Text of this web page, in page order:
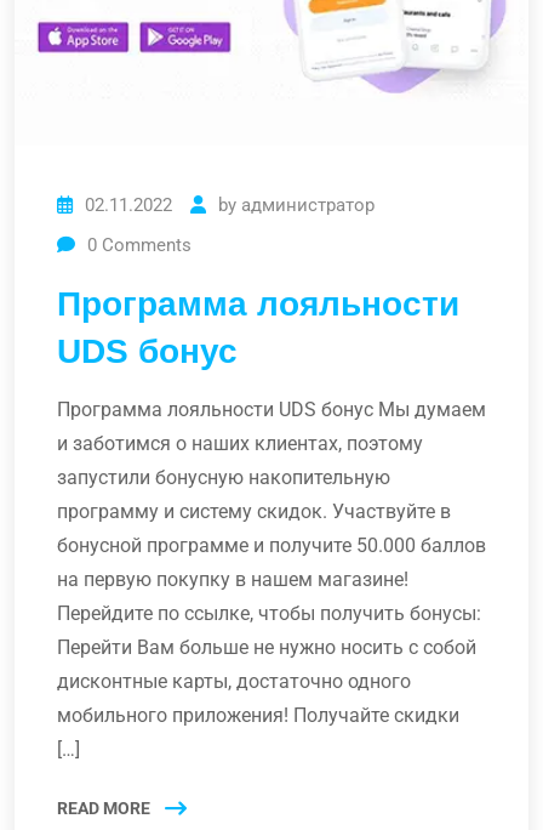
02.11.2022 by администратор
0 Comments
Программа лояльности
UDS бонус
Программа лояльности UDS бонус Мы думаем
и заботимся о наших клиентах, поэтому
запустили бонусную накопительную
программу и систему скидок. Участвуйте в
бонусной программе и получите 50.000 баллов
на первую покупку в нашем магазине!
Перейдите по ссылке, чтобы получить бонусы:
Перейти Вам больше не нужно носить с собой
дисконтные карты, достаточно одного
мобильного приложения! Получайте скидки
[…]
READ MORE